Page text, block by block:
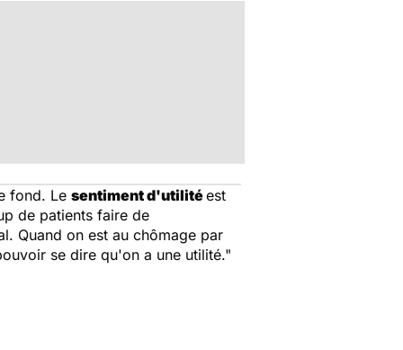
fond. Le sentiment d'utilitéest
de patients faire de
Quand on est au chômage par
se dire qu'on a une utilité."